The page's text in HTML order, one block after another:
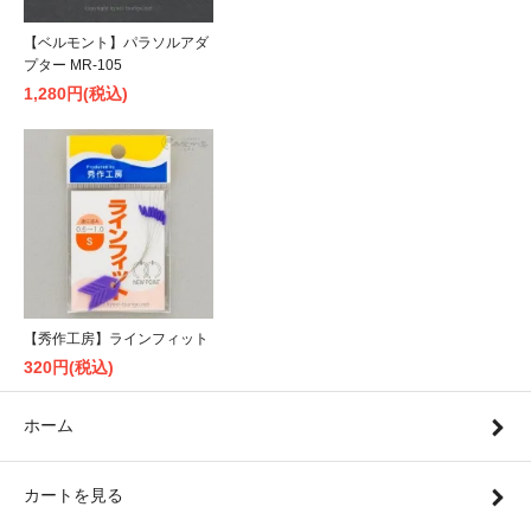
【ベルモント】パラソルアダ
プター MR-105
1,280円(税込)
【秀作工房】ラインフィット
320円(税込)
ホーム
カートを見る